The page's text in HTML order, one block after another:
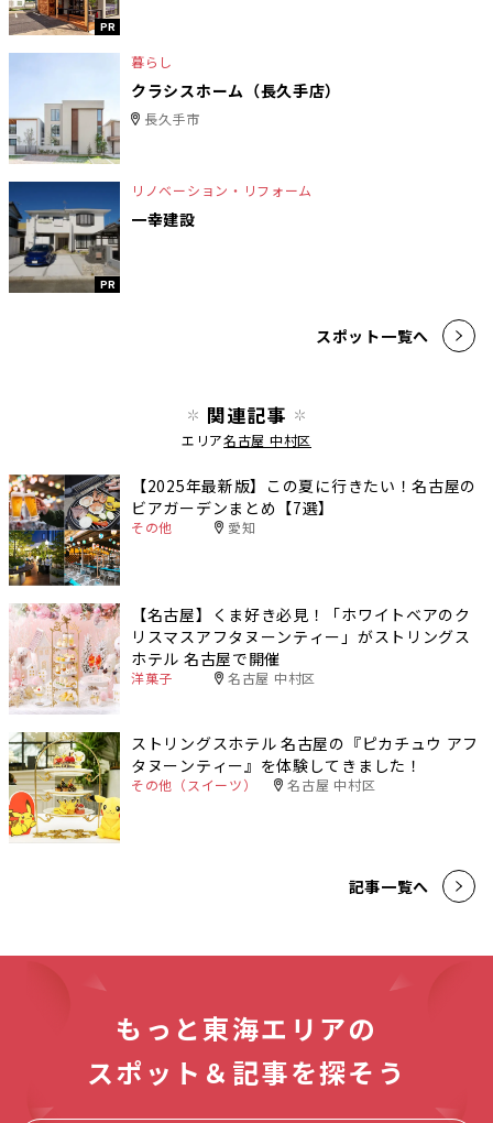
PR
暮らし
クラシスホーム（長久手店）
長久手市
PR
リノベーション・リフォーム
一幸建設
スポット一覧へ
関連記事
エリア名古屋 中村区
【2025年最新版】この夏に行きたい！名古屋の
ビアガーデンまとめ【7選】
その他 愛知
【名古屋】くま好き必見！「ホワイトベアのク
リスマスアフタヌーンティー」がストリングス
ホテル 名古屋で開催
洋菓子 名古屋 中村区
ストリングスホテル 名古屋の『ピカチュウ アフ
タヌーンティー』を体験してきました！
その他（スイーツ） 名古屋 中村区
記事一覧へ
もっと東海エリアの
スポット＆記事を探そう